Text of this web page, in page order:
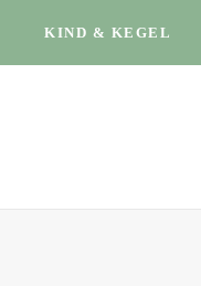
KIND & KEGEL